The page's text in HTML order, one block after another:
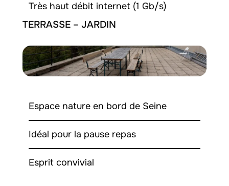
Très haut débit internet (1 Gb/s)
TERRASSE – JARDIN
Espace nature en bord de Seine
Idéal pour la pause repas
Esprit convivial